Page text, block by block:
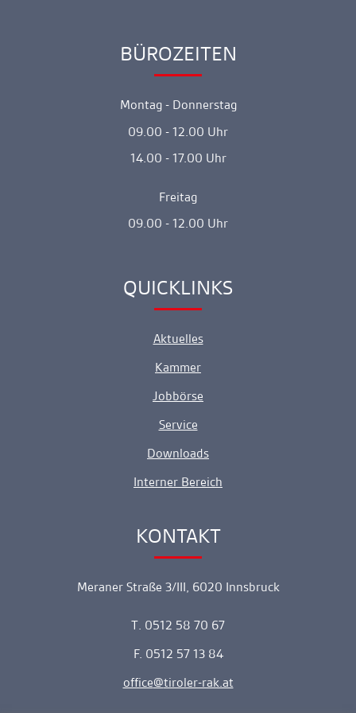
Ankerlink
BÜROZEITEN
Montag - Donnerstag
09.00 - 12.00 Uhr
14.00 - 17.00 Uhr
Freitag
09.00 - 12.00 Uhr
Ankerlink
QUICKLINKS
Aktuelles
Kammer
Jobbörse
Service
Downloads
Interner Bereich
Ankerlink
KONTAKT
Meraner Straße 3/III, 6020 Innsbruck
T. 0512 58 70 67
F. 0512 57 13 84
office
tiroler-rak.at